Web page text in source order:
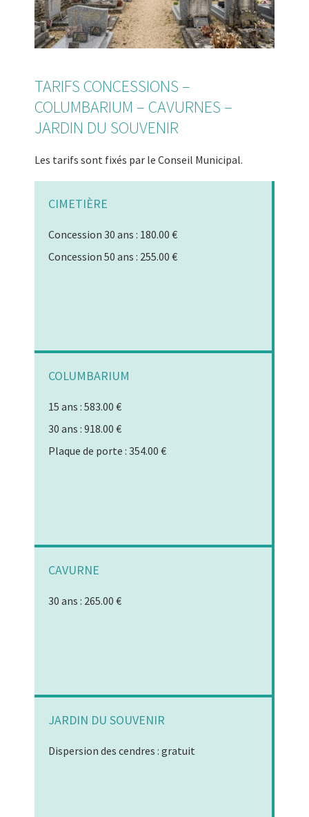
TARIFS CONCESSIONS –
COLUMBARIUM – CAVURNES –
JARDIN DU SOUVENIR
Les tarifs sont fixés par le Conseil Municipal.
CIMETIÈRE
Concession 30 ans : 180.00 €
Concession 50 ans : 255.00 €
COLUMBARIUM
15 ans : 583.00 €
30 ans : 918.00 €
Plaque de porte : 354.00 €
CAVURNE
30 ans : 265.00 €
JARDIN DU SOUVENIR
Dispersion des cendres : gratuit